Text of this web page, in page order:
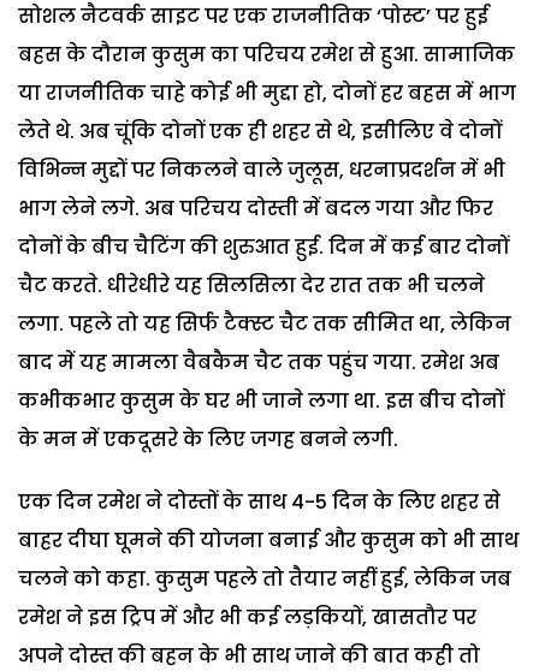
सोशल नैटवर्क साइट पर एक राजनीतिक ‘पोस्ट’ पर हुई
बहस के दौरान कुसुम का परिचय रमेश से हुआ. सामाजिक
या राजनीतिक चाहे कोई भी मुद्दा हो, दोनों हर बहस में भाग
लेते थे. अब चूंकि दोनों एक ही शहर से थे, इसीलिए वे दोनों
विभिन्न मुद्दों पर निकलने वाले जुलूस, धरनाप्रदर्शन में भी
भाग लेने लगे. अब परिचय दोस्ती में बदल गया और फिर
दोनों के बीच चैटिंग की शुरुआत हुई. दिन में कई बार दोनों
चैट करते. धीरेधीरे यह सिलसिला देर रात तक भी चलने
लगा. पहले तो यह सिर्फ टैक्स्ट चैट तक सीमित था, लेकिन
बाद में यह मामला वैबकैम चैट तक पहुंच गया. रमेश अब
कभीकभार कुसुम के घर भी जाने लगा था. इस बीच दोनों
के मन में एकदूसरे के लिए जगह बनने लगी.
एक दिन रमेश ने दोस्तों के साथ 4-5 दिन के लिए शहर से
बाहर दीघा घूमने की योजना बनाई और कुसुम को भी साथ
चलने को कहा. कुसुम पहले तो तैयार नहीं हुई, लेकिन जब
रमेश ने इस ट्रिप में और भी कई लड़कियों, खासतौर पर
अपने दोस्त की बहन के भी साथ जाने की बात कही तो